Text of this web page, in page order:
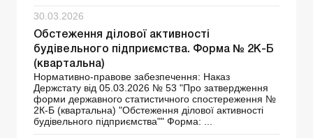
30.03.2026
Обстеження ділової активності
будівельного підприємства. Форма № 2К-Б
(квартальна)
Нормативно-правове забезпечення: Наказ
Держстату від 05.03.2026 № 53 "Про затвердження
форми державного статистичного спостереження №
2К-Б (квартальна) "Обстеження ділової активності
будівельного підприємства"" Форма: ...